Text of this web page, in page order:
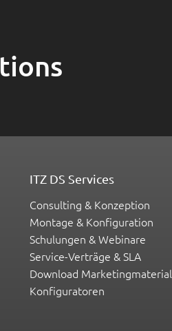
ITZ DS Services
Consulting & Konzeption
Montage & Konfiguration
Schulungen & Webinare
Service-Verträge & SLA
Download Marketingmaterial
Konfiguratoren